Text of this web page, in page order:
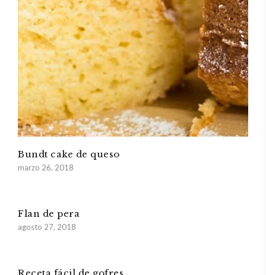
Bundt cake de queso
marzo 26, 2018
Flan de pera
agosto 27, 2018
Receta fácil de gofres